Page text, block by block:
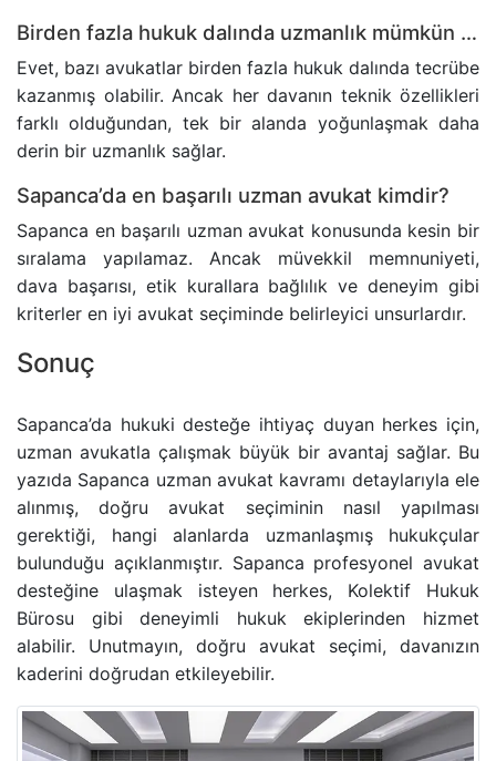
Birden fazla hukuk dalında uzmanlık mümkün müdür?
Evet, bazı avukatlar birden fazla hukuk dalında tecrübe
kazanmış olabilir. Ancak her davanın teknik özellikleri
farklı olduğundan, tek bir alanda yoğunlaşmak daha
derin bir uzmanlık sağlar.
Sapanca’da en başarılı uzman avukat kimdir?
Sapanca en başarılı uzman avukat konusunda kesin bir
sıralama yapılamaz. Ancak müvekkil memnuniyeti,
dava başarısı, etik kurallara bağlılık ve deneyim gibi
kriterler en iyi avukat seçiminde belirleyici unsurlardır.
Sonuç
Sapanca’da hukuki desteğe ihtiyaç duyan herkes için,
uzman avukatla çalışmak büyük bir avantaj sağlar. Bu
yazıda Sapanca uzman avukat kavramı detaylarıyla ele
alınmış, doğru avukat seçiminin nasıl yapılması
gerektiği, hangi alanlarda uzmanlaşmış hukukçular
bulunduğu açıklanmıştır. Sapanca profesyonel avukat
desteğine ulaşmak isteyen herkes, Kolektif Hukuk
Bürosu gibi deneyimli hukuk ekiplerinden hizmet
alabilir. Unutmayın, doğru avukat seçimi, davanızın
kaderini doğrudan etkileyebilir.